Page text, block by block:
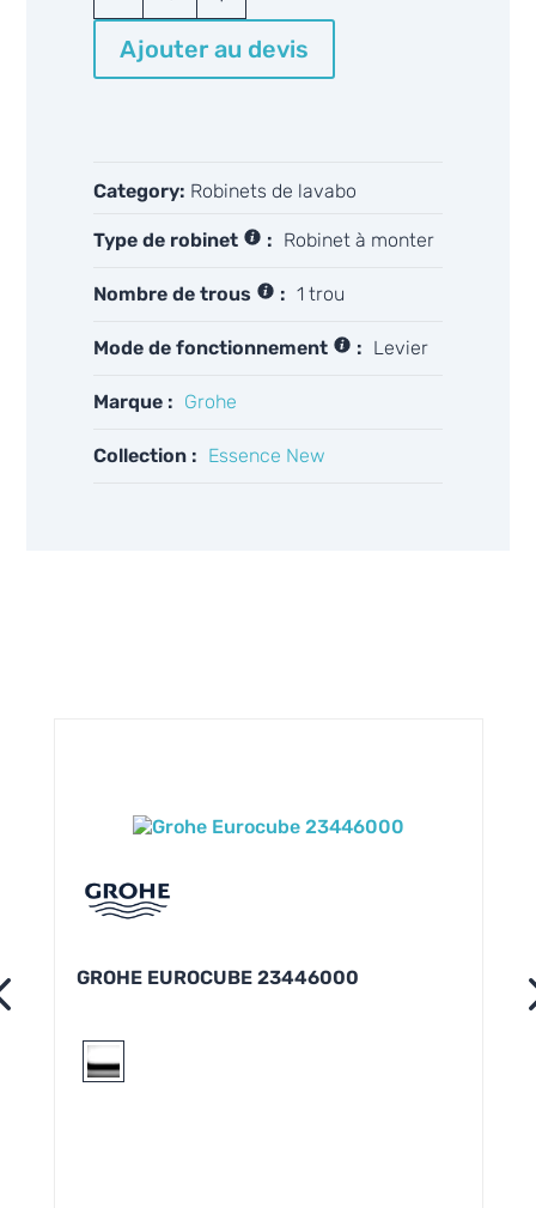
New
23590
Ajouter au devis
Category: Robinets de lavabo
Type de robinet : Robinet à monter
Nombre de trous : 1 trou
Mode de fonctionnement : Levier
Marque : Grohe
Collection : Essence New
GROHE EUROCUBE 23446000